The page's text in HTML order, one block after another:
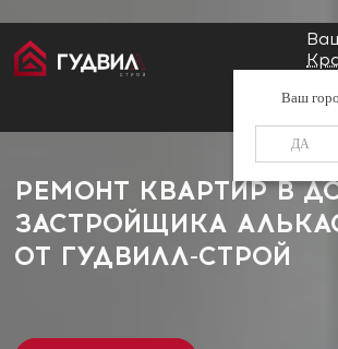
Ваш
ДА
Главная Застройщики
РЕМОНТ КВАРТИР В
ЗАСТРОЙЩИКА
ОТ ГУДВИЛЛ-СТРОЙ